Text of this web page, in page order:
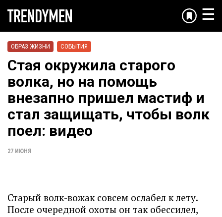
☰
ОБРАЗ ЖИЗНИ СОБЫТИЯ
Стая окружила старого
волка, но на помощь
внезапно пришел мастиф и
стал защищать, чтобы волк
поел: видео
27 ИЮНЯ
Старый волк-вожак совсем ослабел к лету.
После очередной охоты он так обессилел,